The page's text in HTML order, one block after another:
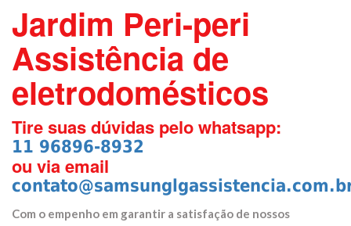
Jardim Peri-peri
Assistência de
eletrodomésticos
Tire suas dúvidas pelo whatsapp:
11 96896-8932
ou via email
Com o empenho em garantir a satisfação de nossos